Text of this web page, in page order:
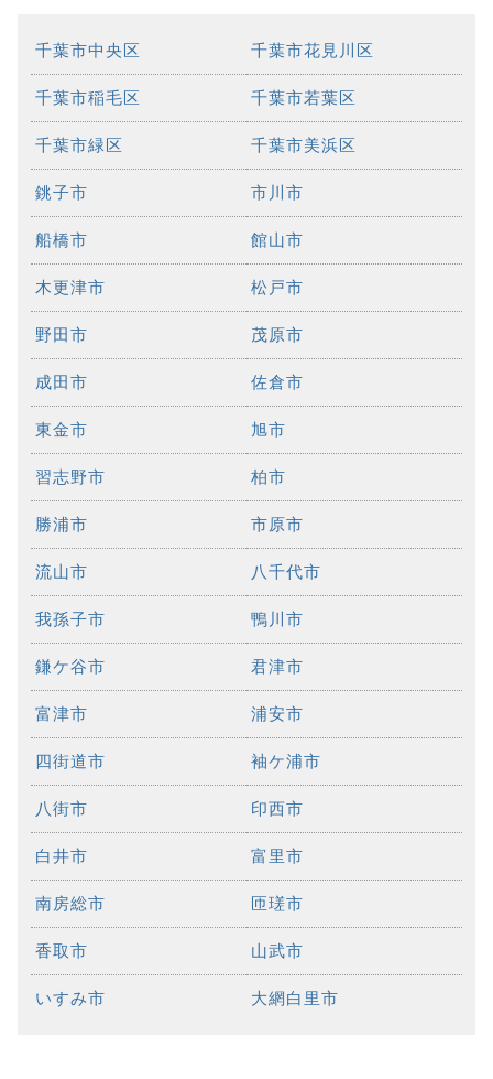
千葉市中央区 千葉市花見川区
千葉市稲毛区 千葉市若葉区
千葉市緑区 千葉市美浜区
銚子市 市川市
船橋市 館山市
木更津市 松戸市
野田市 茂原市
成田市 佐倉市
東金市 旭市
習志野市 柏市
勝浦市 市原市
流山市 八千代市
我孫子市 鴨川市
鎌ケ谷市 君津市
富津市 浦安市
四街道市 袖ケ浦市
八街市 印西市
白井市 富里市
南房総市 匝瑳市
香取市 山武市
いすみ市 大網白里市